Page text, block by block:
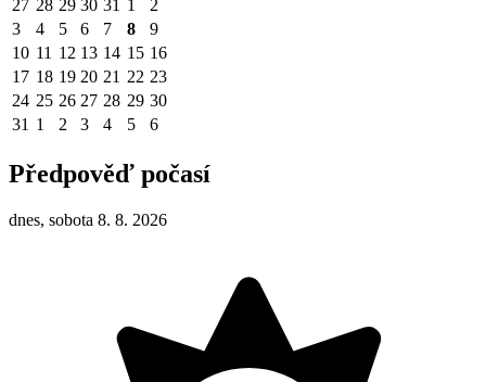
27 28 29 30 31 1
2
3
4 5 6 7 8
9
10 11 12 13 14 15 16
17 18 19 20 21 22 23
24 25 26 27 28 29 30
31 1 2 3 4 5 6
Předpověď počasí
dnes, sobota 8. 8. 2026